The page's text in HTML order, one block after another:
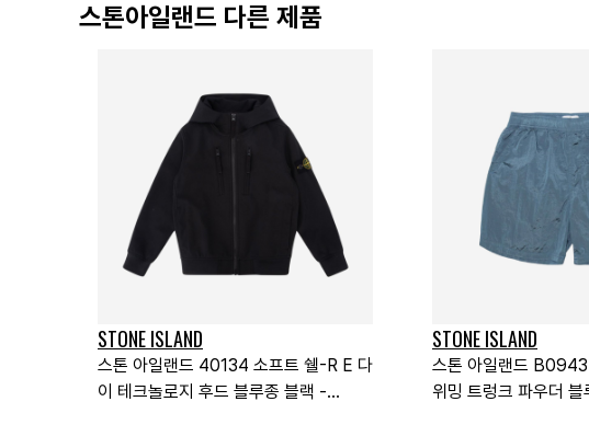
스톤아일랜드 다른 제품
STONE ISLAND
스톤 아일랜드 40134 소프트 쉘-R E 다
이 테크놀로지 후드 블루종 블랙 -
STONE ISLAND
스톤 아일랜드 B0943
위밍 트렁크 파우더